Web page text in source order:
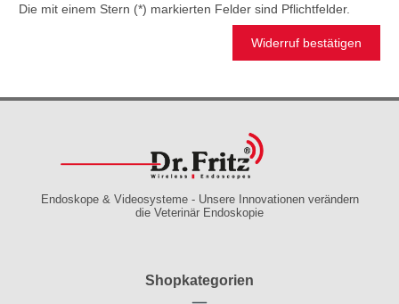
Die mit einem Stern (*) markierten Felder sind Pflichtfelder.
Widerruf bestätigen
Endoskope & Videosysteme - Unsere Innovationen verändern
die Veterinär Endoskopie
Shopkategorien